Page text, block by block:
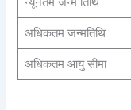
अधिकतम जन्मतिथि
अधिकतम आयु सीमा